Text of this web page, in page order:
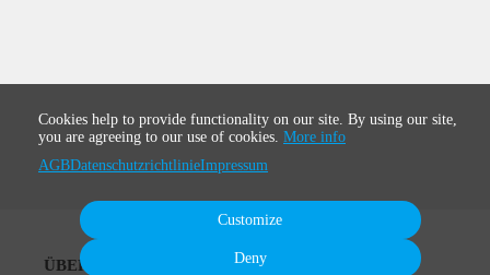
ÜBER
Cookies help to provide functionality on our site. By using our site,
you are agreeing to our use of cookies. More info
AGBDatenschutzrichtlinieImpressum
Customize
Deny